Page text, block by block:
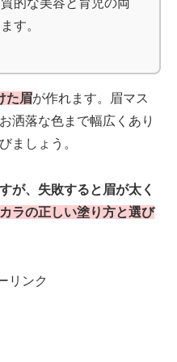
的な美容と育児の両
す。
た眉が作れます。
眉マス
洒落な色まで幅広くあり
ましょう。
が、失敗すると眉が太く
ラの正しい塗り方と選び
リンク